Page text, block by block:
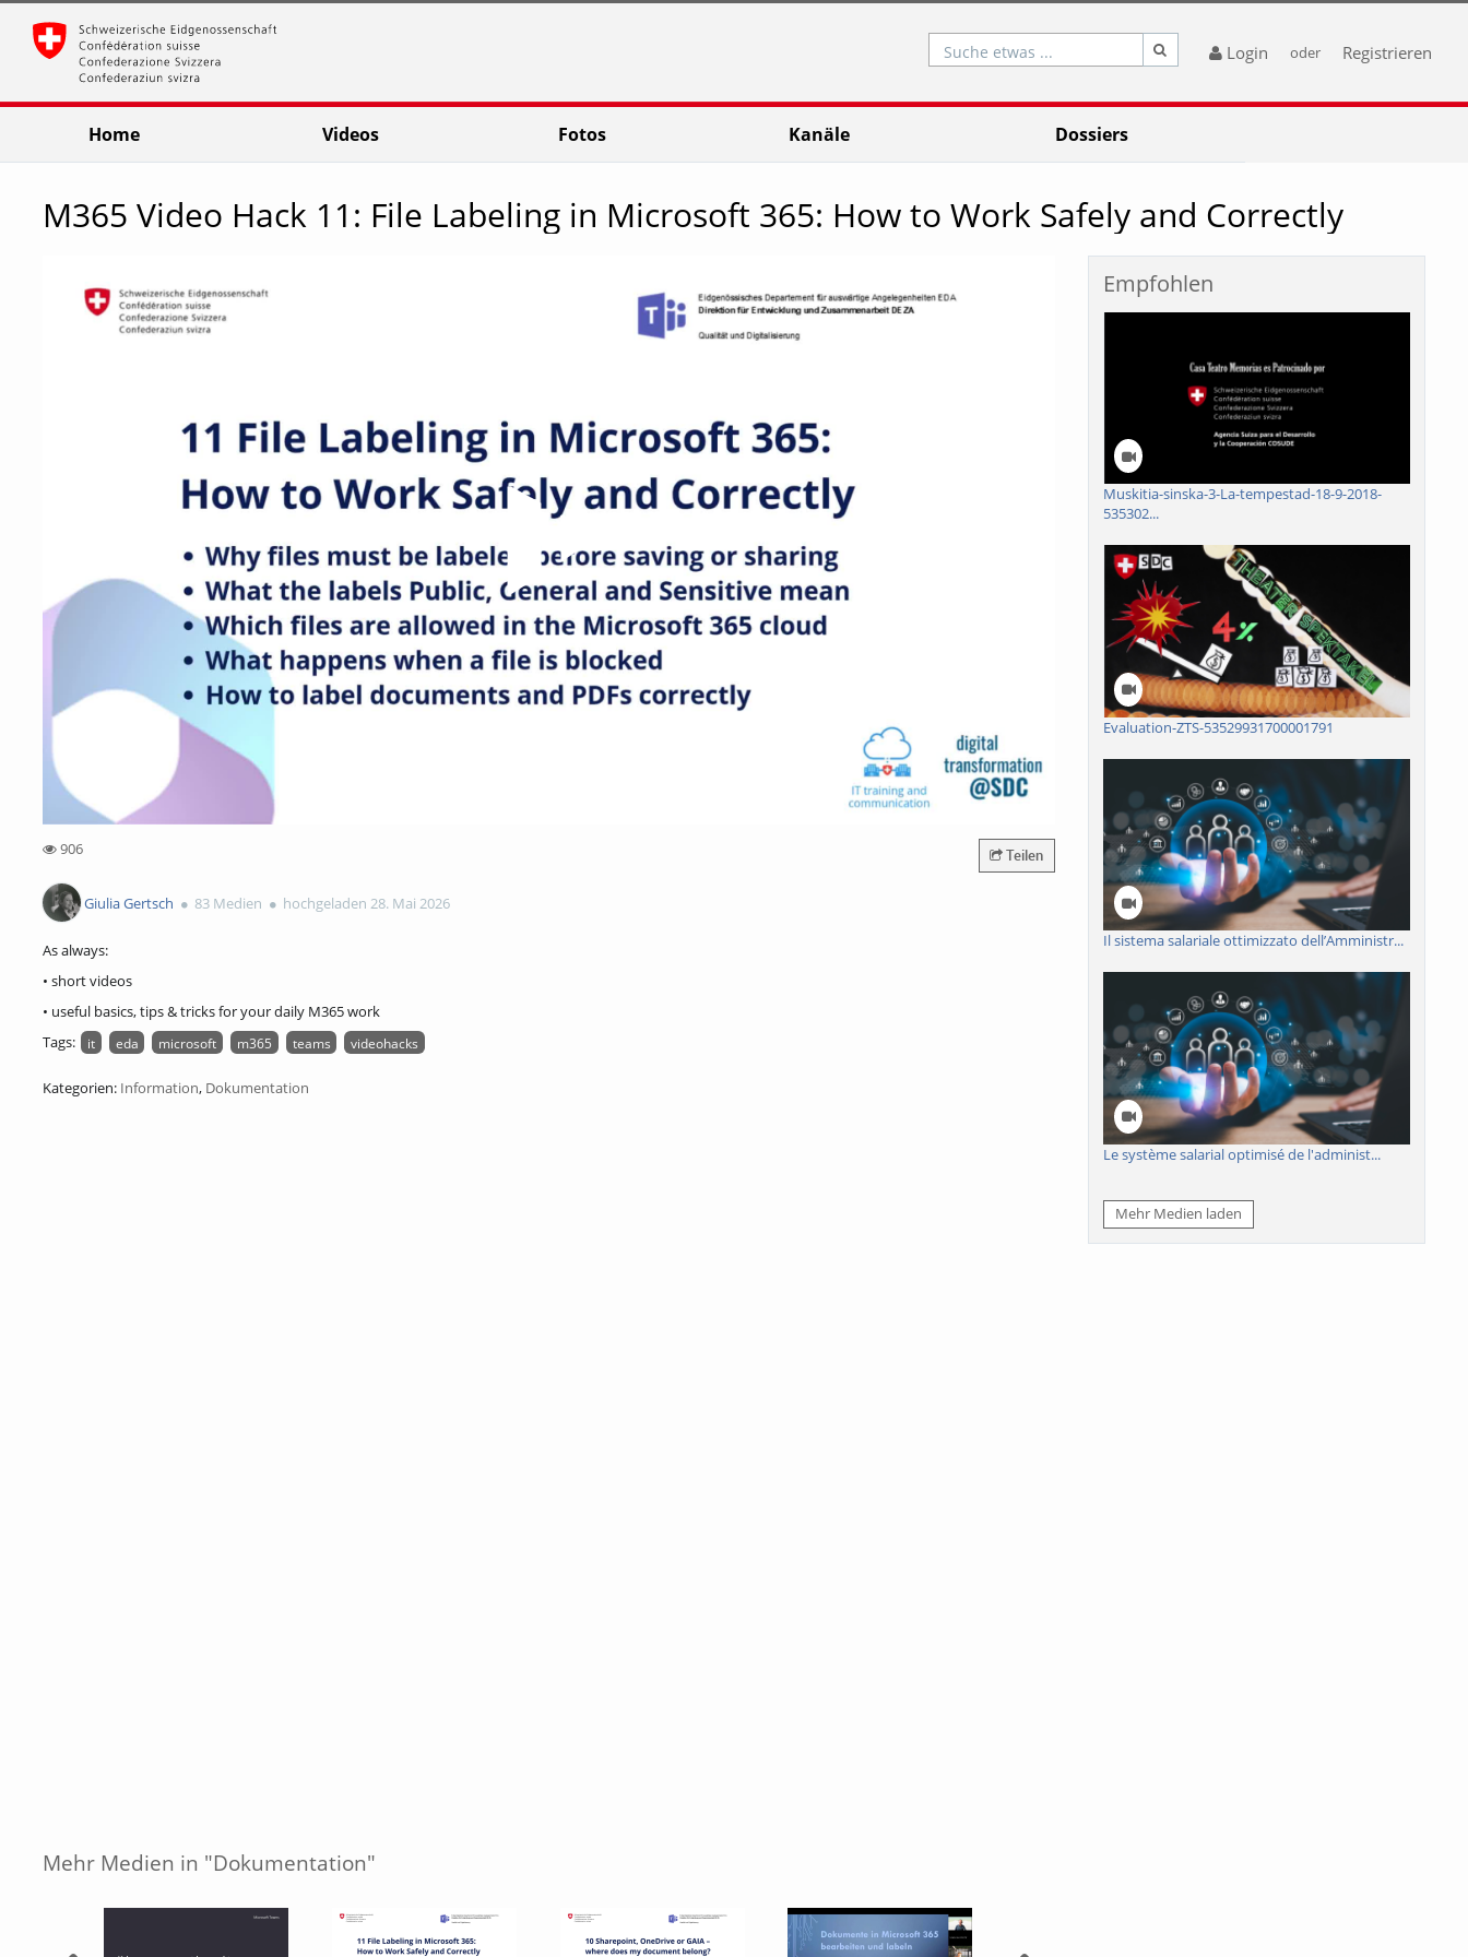
Suche etwas ... Login oder Registrieren
Home Videos Fotos Kanäle Dossiers
M365 Video Hack 11: File Labeling in Microsoft 365: How to Work Safely and Correctly
Video abspielen
906
Teilen
Giulia Gertsch 83 Medien hochgeladen 28. Mai 2026
As always:
• short videos
• useful basics, tips & tricks for your daily M365 work
Tags:
it eda microsoft m365 teams videohacks
Kategorien: Information, Dokumentation
Mehr Medien in "Dokumentation"
Empfohlen
Muskitia-sinska-3-La-tempestad-18-9-2018-
535302...
Evaluation-ZTS-53529931700001791
Il sistema salariale ottimizzato dell’Amministr...
Le système salarial optimisé de l'administ...
Mehr Medien laden